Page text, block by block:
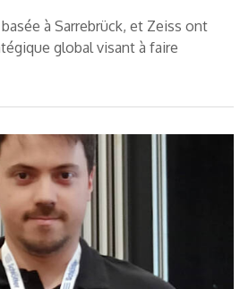
à Sarrebrück, et Zeiss ont
global visant à faire